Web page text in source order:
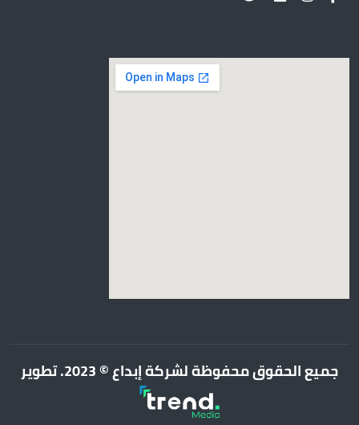
جميع الحقوق محفوظة لشركة إبداع © 2023. تطوير